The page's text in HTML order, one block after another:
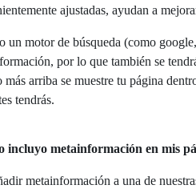
ajustadas, ayudan a
un motor de búsqueda (como
por lo que también se
más arriba se muestre tu página
tendrás.
incluyo metainformación en mis
metainformación a una de